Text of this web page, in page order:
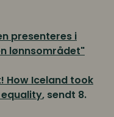
presenteres i
lønnsområdet"
How Iceland took
, sendt 8.